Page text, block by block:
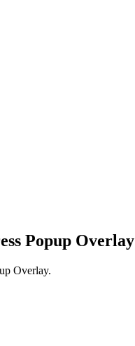
Popup Overlay
Overlay.